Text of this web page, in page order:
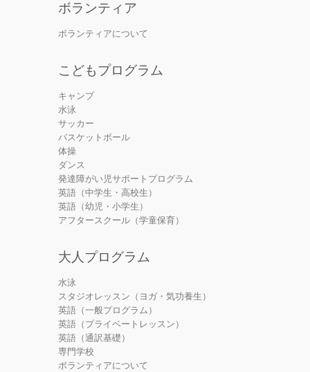
ボランティア
ボランティアについて
こどもプログラム
キャンプ
水泳
サッカー
バスケットボール
体操
ダンス
発達障がい児サポートプログラム
英語（中学生・高校生）
英語（幼児・小学生）
アフタースクール（学童保育）
大人プログラム
水泳
スタジオレッスン（ヨガ・気功養生）
英語（一般プログラム）
英語（プライベートレッスン）
英語（通訳基礎）
専門学校
ボランティアについて